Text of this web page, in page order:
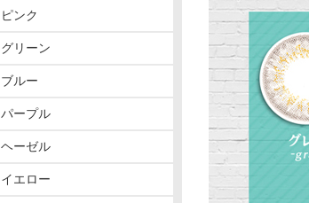
ピンク
グリーン
ブルー
パープル
ヘーゼル
イエロー